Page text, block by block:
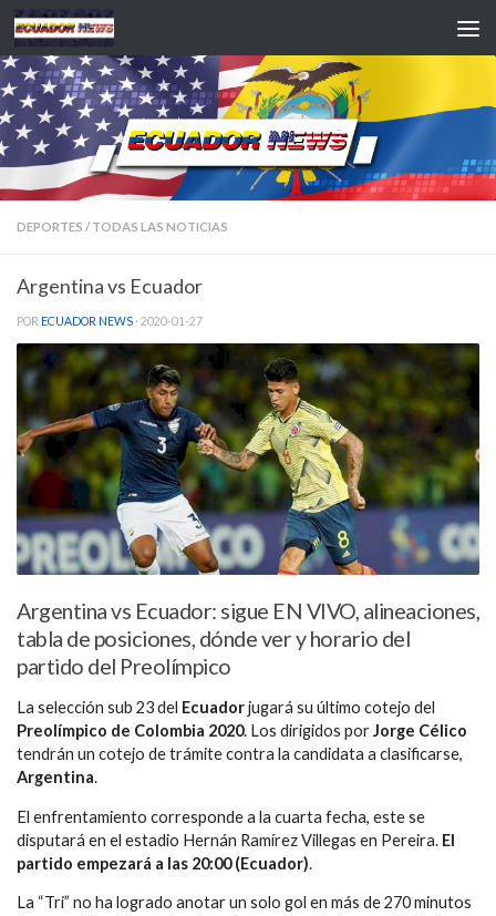
Saltar al contenido
DEPORTES / TODAS LAS NOTICIAS
Argentina vs Ecuador
POR ECUADOR NEWS · 2020-01-27
Argentina vs Ecuador: sigue EN VIVO, alineaciones,
tabla de posiciones, dónde ver y horario del
partido del Preolímpico
La selección sub 23 del Ecuadorjugará su último cotejo del
Preolímpico de Colombia 2020. Los dirigidos porJorge Célico
tendrán un cotejo de trámite contra la candidata a clasificarse,
Argentina.
El enfrentamiento corresponde a la cuarta fecha, este se
disputará en el estadio Hernán Ramírez Villegas en Pereira. El
partido empezará a las 20:00 (Ecuador).
La “Tri” no ha logrado anotar un solo gol en más de 270 minutos